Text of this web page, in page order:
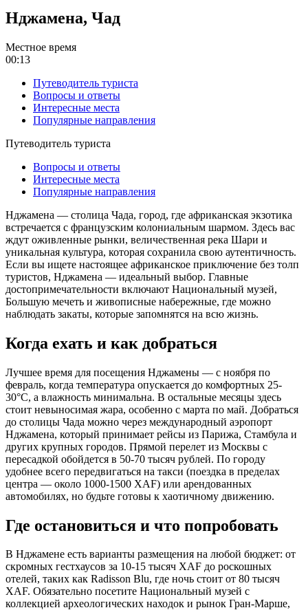
Нджамена, Чад
Местное время
00:13
Путеводитель туриста
Вопросы и ответы
Интересные места
Популярные направления
Путеводитель туриста
Вопросы и ответы
Интересные места
Популярные направления
Нджамена — столица Чада, город, где африканская экзотика
встречается с французским колониальным шармом. Здесь вас
ждут оживленные рынки, величественная река Шари и
уникальная культура, которая сохранила свою аутентичность.
Если вы ищете настоящее африканское приключение без толп
туристов, Нджамена — идеальный выбор. Главные
достопримечательности включают Национальный музей,
Большую мечеть и живописные набережные, где можно
наблюдать закаты, которые запомнятся на всю жизнь.
Когда ехать и как добраться
Лучшее время для посещения Нджамены — с ноября по
февраль, когда температура опускается до комфортных 25-
30°C, а влажность минимальна. В остальные месяцы здесь
стоит невыносимая жара, особенно с марта по май. Добраться
до столицы Чада можно через международный аэропорт
Нджамена, который принимает рейсы из Парижа, Стамбула и
других крупных городов. Прямой перелет из Москвы с
пересадкой обойдется в 50-70 тысяч рублей. По городу
удобнее всего передвигаться на такси (поездка в пределах
центра — около 1000-1500 XAF) или арендованных
автомобилях, но будьте готовы к хаотичному движению.
Где остановиться и что попробовать
В Нджамене есть варианты размещения на любой бюджет: от
скромных гестхаусов за 10-15 тысяч XAF до роскошных
отелей, таких как Radisson Blu, где ночь стоит от 80 тысяч
XAF. Обязательно посетите Национальный музей с
коллекцией археологических находок и рынок Гран-Марше,